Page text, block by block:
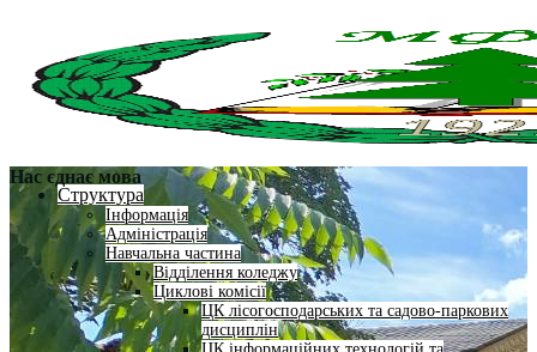
Структура
Інформація
Адміністрація
Навчальна частина
Відділення коледжу
Циклові комісії
ЦК лісогосподарських та садово-паркових
дисциплін
Нас єднає мова